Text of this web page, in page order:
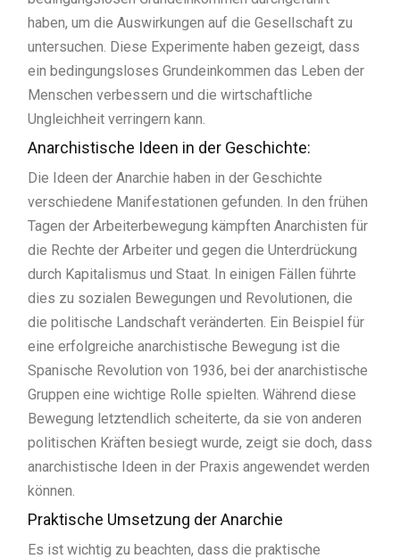
haben, um die Auswirkungen auf die Gesellschaft zu
untersuchen. Diese Experimente haben gezeigt, dass
ein bedingungsloses Grundeinkommen das Leben der
Menschen verbessern und die wirtschaftliche
Ungleichheit verringern kann.
Anarchistische Ideen in der Geschichte:
Die Ideen der Anarchie haben in der Geschichte
verschiedene Manifestationen gefunden. In den frühen
Tagen der Arbeiterbewegung kämpften Anarchisten für
die Rechte der Arbeiter und gegen die Unterdrückung
durch Kapitalismus und Staat. In einigen Fällen führte
dies zu sozialen Bewegungen und Revolutionen, die
die politische Landschaft veränderten. Ein Beispiel für
eine erfolgreiche anarchistische Bewegung ist die
Spanische Revolution von 1936, bei der anarchistische
Gruppen eine wichtige Rolle spielten. Während diese
Bewegung letztendlich scheiterte, da sie von anderen
politischen Kräften besiegt wurde, zeigt sie doch, dass
anarchistische Ideen in der Praxis angewendet werden
können.
Praktische Umsetzung der Anarchie
Es ist wichtig zu beachten, dass die praktische